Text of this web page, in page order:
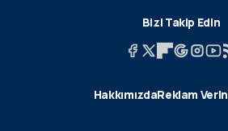
Bizi Takip Edin
HakkımızdaReklam Verin